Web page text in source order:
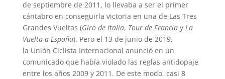
de septiembre de 2011, lo llevaba a ser el primer
cántabro en conseguirla victoria en una de Las Tres
Grandes Vueltas (Giro de Italia, Tour de Franciay La
Vuelta a España). Pero el 13 de junio de 2019,
la Unión Ciclista Internacional anunció en un
comunicado que había violado las reglas antidopaje
entre los años 2009 y 2011. De este modo, casi 8